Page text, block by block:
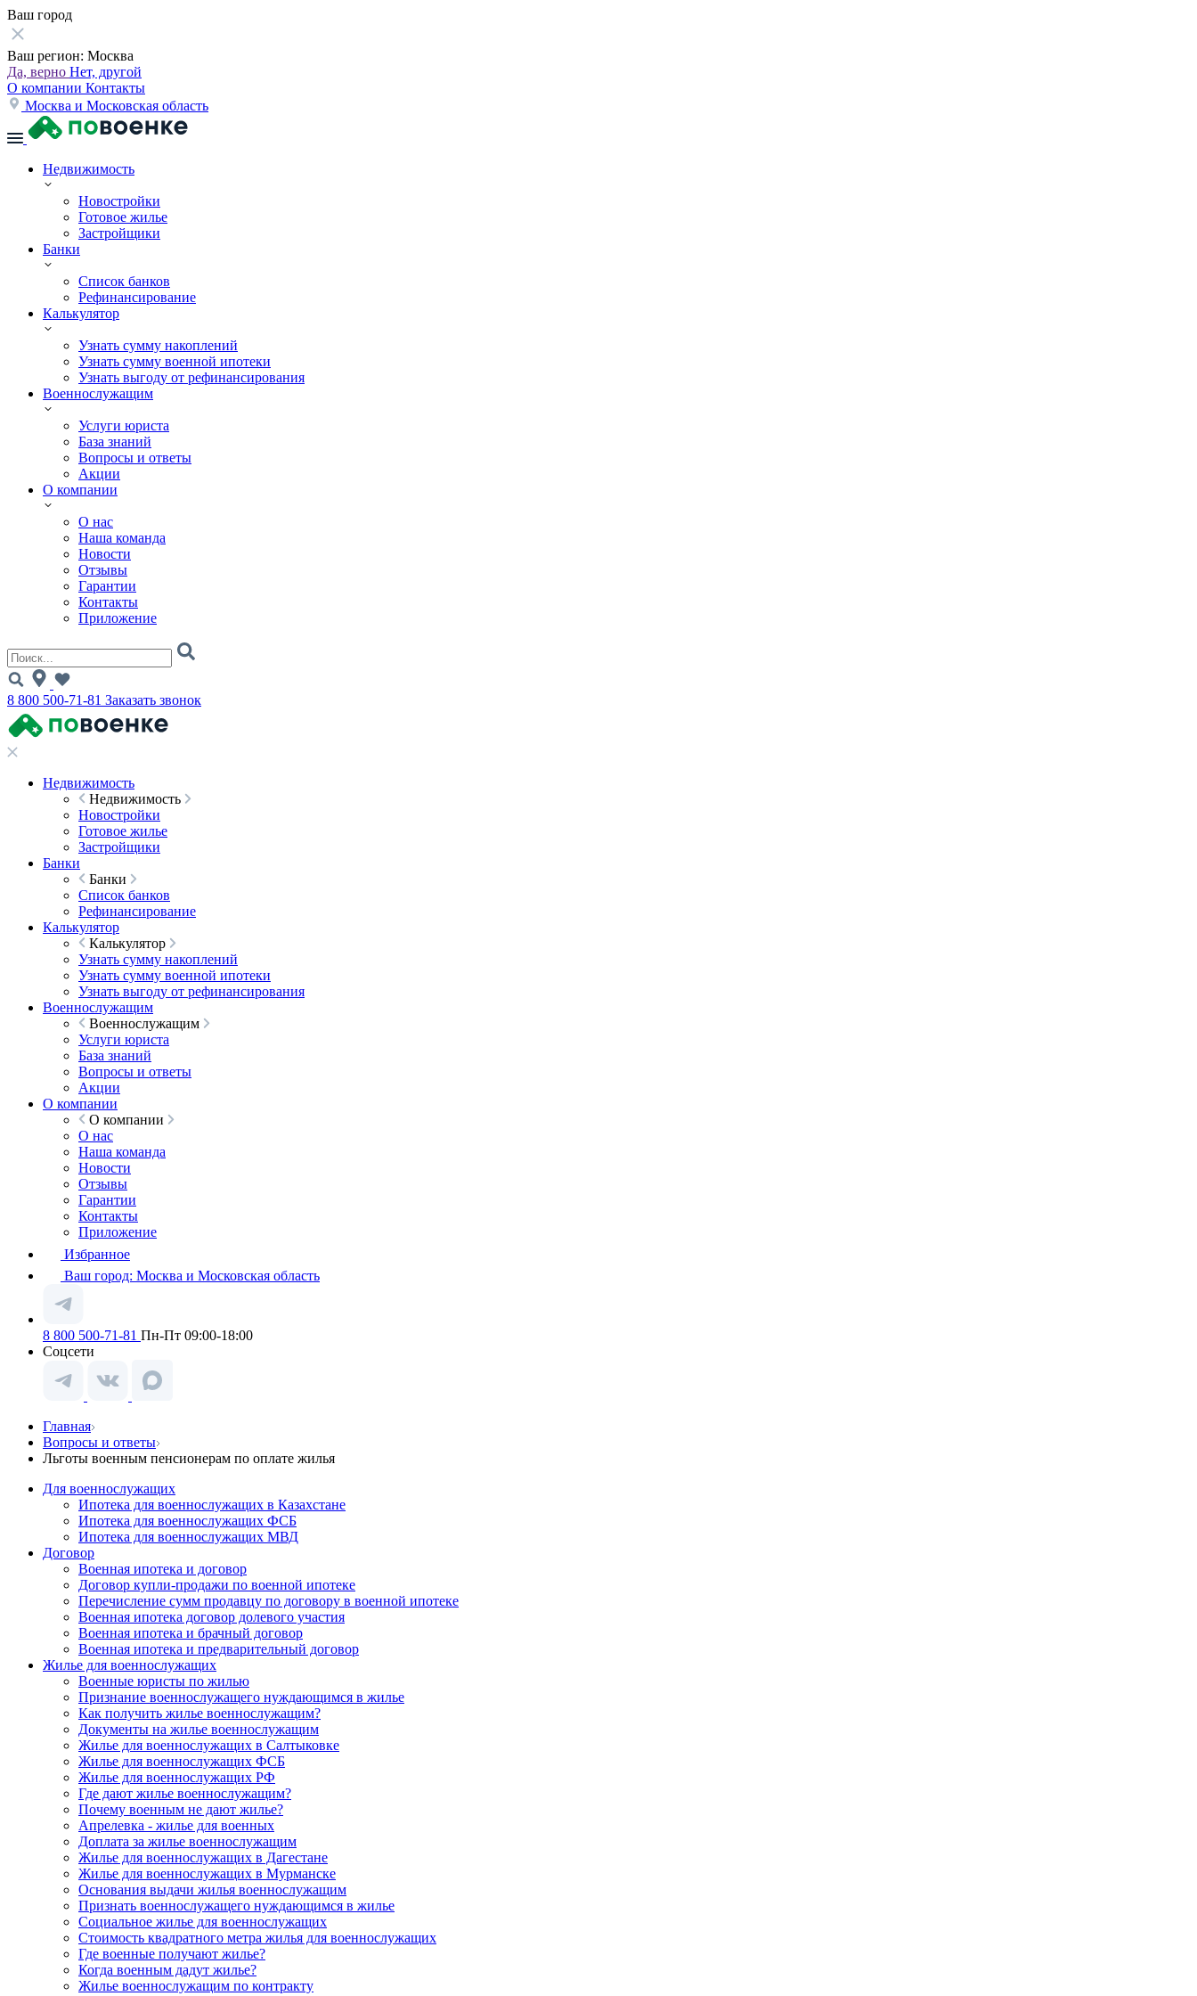
Ваш город
Ваш регион: Москва
Да, верно Нет, другой
О компании Контакты
Москва и Московская область
Недвижимость
Новостройки
Готовое жилье
Застройщики
Банки
Список банков
Рефинансирование
Калькулятор
Узнать сумму накоплений
Узнать сумму военной ипотеки
Узнать выгоду от рефинансирования
Военнослужащим
Услуги юриста
База знаний
Вопросы и ответы
Акции
О компании
О нас
Наша команда
Новости
Отзывы
Гарантии
Контакты
Приложение
8 800 500-71-81 Заказать звонок
Недвижимость
Недвижимость
Новостройки
Готовое жилье
Застройщики
Банки
Банки
Список банков
Рефинансирование
Калькулятор
Калькулятор
Узнать сумму накоплений
Узнать сумму военной ипотеки
Узнать выгоду от рефинансирования
Военнослужащим
Военнослужащим
Услуги юриста
База знаний
Вопросы и ответы
Акции
О компании
О компании
О нас
Наша команда
Новости
Отзывы
Гарантии
Контакты
Приложение
Избранное
Ваш город: Москва и Московская область
8 800 500-71-81 Пн-Пт 09:00-18:00
Соцсети
Главная
Вопросы и ответы
Льготы военным пенсионерам по оплате жилья
Для военнослужащих
Ипотека для военнослужащих в Казахстане
Ипотека для военнослужащих ФСБ
Ипотека для военнослужащих МВД
Договор
Военная ипотека и договор
Договор купли-продажи по военной ипотеке
Перечисление сумм продавцу по договору в военной ипотеке
Военная ипотека договор долевого участия
Военная ипотека и брачный договор
Военная ипотека и предварительный договор
Жилье для военнослужащих
Военные юристы по жилью
Признание военнослужащего нуждающимся в жилье
Как получить жилье военнослужащим?
Документы на жилье военнослужащим
Жилье для военнослужащих в Салтыковке
Жилье для военнослужащих ФСБ
Жилье для военнослужащих РФ
Где дают жилье военнослужащим?
Почему военным не дают жилье?
Апрелевка - жилье для военных
Доплата за жилье военнослужащим
Жилье для военнослужащих в Дагестане
Жилье для военнослужащих в Мурманске
Основания выдачи жилья военнослужащим
Признать военнослужащего нуждающимся в жилье
Социальное жилье для военнослужащих
Стоимость квадратного метра жилья для военнослужащих
Где военные получают жилье?
Когда военным дадут жилье?
Жилье военнослужащим по контракту